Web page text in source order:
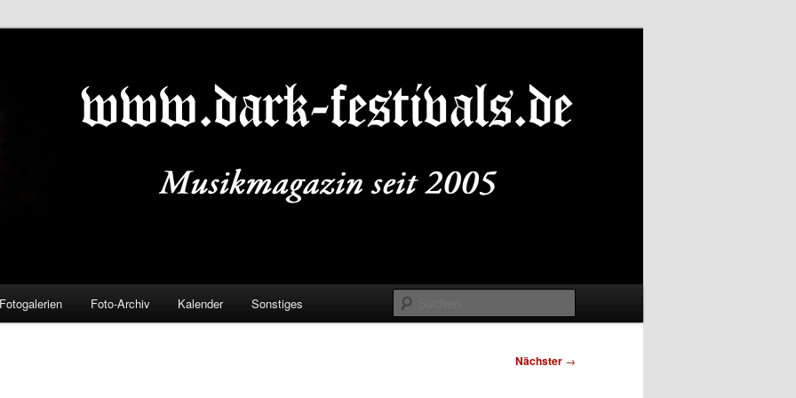
Fotogalerien Foto-Archiv Kalender Sonstiges
Nächster →